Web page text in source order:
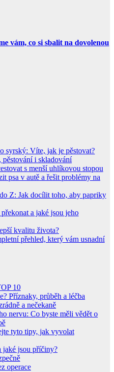
vám, co si sbalit na dovolenou
syrský: Víte, jak je pěstovat?
i skladování
s menší uhlíkovou stopou
psa v autě a řešit problémy na
Z: Jak docílit toho, aby papriky
a jaké jsou jeho
kvalitu života?
přehled, který vám usnadní
10
Příznaky, průběh a léčba
a nečekaně
nervu: Co byste měli vědět o
tyto tipy, jak vyvolat
jaké jsou příčiny?
operace